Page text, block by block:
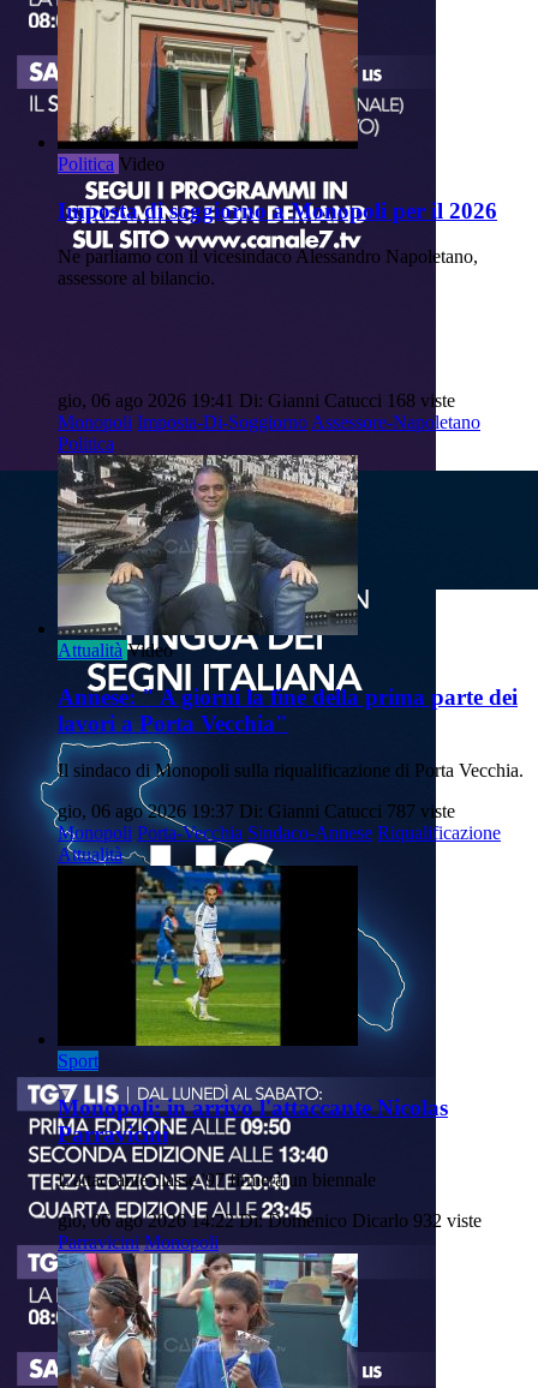
Politica Video
Imposta di soggiorno a Monopoli per il 2026
Ne parliamo con il vicesindaco Alessandro Napoletano,
assessore al bilancio.
gio, 06 ago 2026 19:41 Di: Gianni Catucci 168 viste
Monopoli Imposta-Di-SoggiornoAssessore-Napoletano
Politica
Attualità Video
Annese: " A giorni la fine della prima parte dei
lavori a Porta Vecchia"
Il sindaco di Monopoli sulla riqualificazione di Porta Vecchia.
gio, 06 ago 2026 19:37 Di: Gianni Catucci 787 viste
Monopoli Porta-Vecchia Sindaco-Annese Riqualificazione
Attualità
Sport
Monopoli: in arrivo l'attaccante Nicolas
Parravicini
L'attaccante classe '97 firmerà un biennale
gio, 06 ago 2026 14:22 Di: Domenico Dicarlo 932 viste
Parravicini Monopoli